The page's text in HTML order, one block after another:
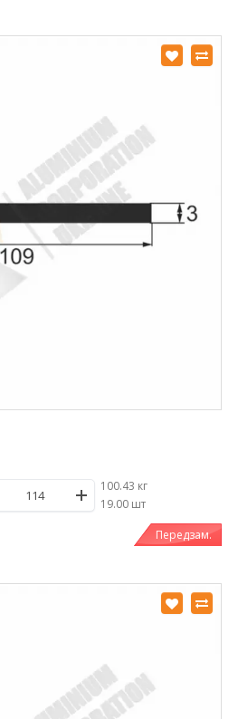
100.43 кг
/19.00 шт
Передзам.